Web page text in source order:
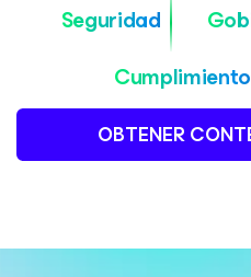
Seguridad
Cumplimiento
OBTENER